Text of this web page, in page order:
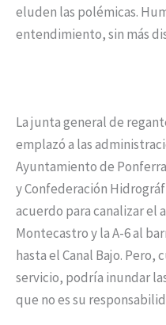
eluden las polémicas.
entendimiento, sin más
La junta general de
emplazó a las
Ayuntamiento de
y Confederación
acuerdo para canalizar el
Montecastro y la A-6 al
hasta el Canal Bajo. Pero,
servicio, podría inundar
que no es su